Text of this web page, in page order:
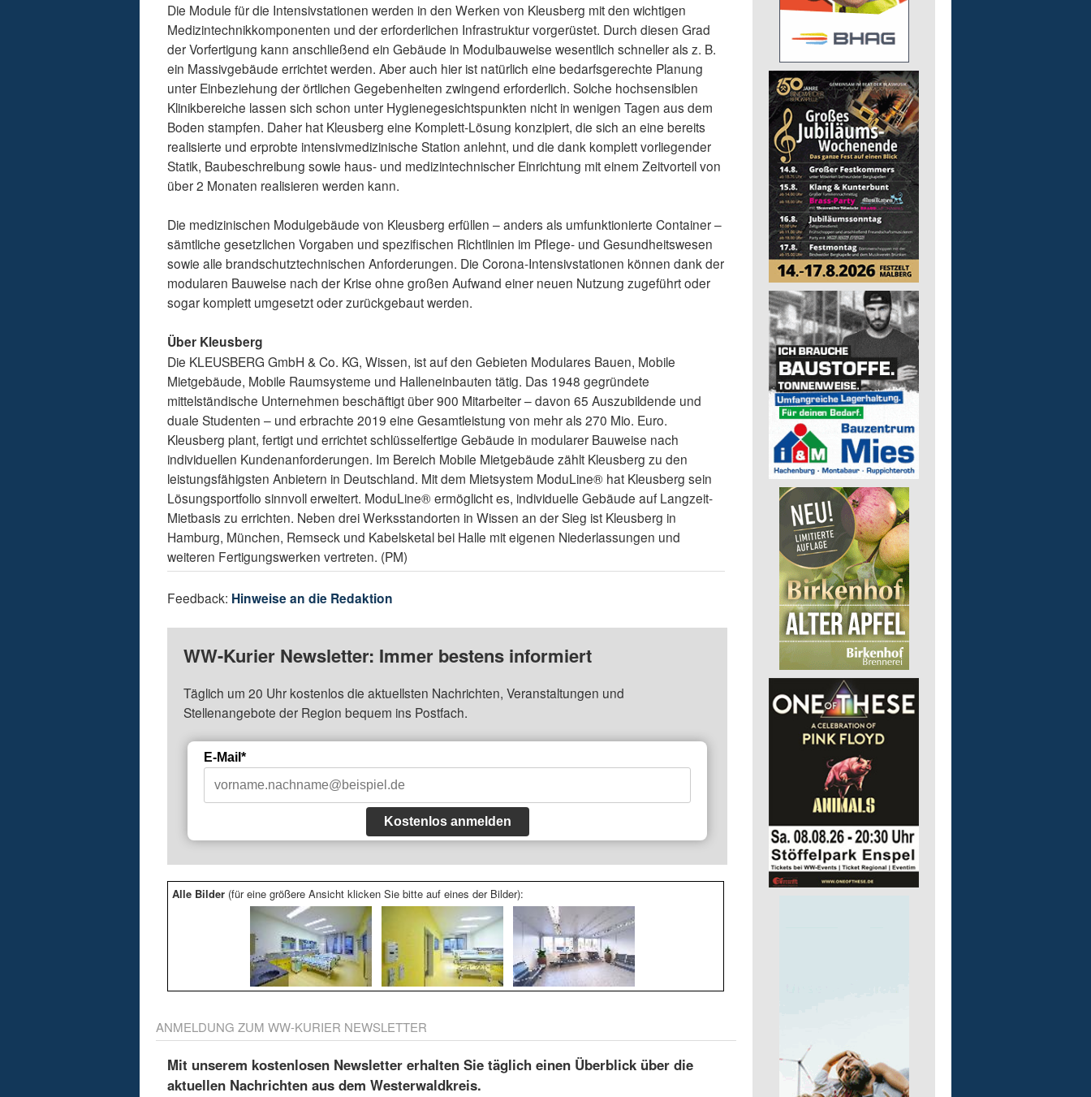
Die Module für die Intensivstationen werden in den Werken von Kleusberg mit den wichtigen
Medizintechnikkomponenten und der erforderlichen Infrastruktur vorgerüstet. Durch diesen Grad
der Vorfertigung kann anschließend ein Gebäude in Modulbauweise wesentlich schneller als z. B.
ein Massivgebäude errichtet werden. Aber auch hier ist natürlich eine bedarfsgerechte Planung
unter Einbeziehung der örtlichen Gegebenheiten zwingend erforderlich. Solche hochsensiblen
Klinikbereiche lassen sich schon unter Hygienegesichtspunkten nicht in wenigen Tagen aus dem
Boden stampfen. Daher hat Kleusberg eine Komplett-Lösung konzipiert, die sich an eine bereits
realisierte und erprobte intensivmedizinische Station anlehnt, und die dank komplett vorliegender
Statik, Baubeschreibung sowie haus- und medizintechnischer Einrichtung mit einem Zeitvorteil von
über 2 Monaten realisieren werden kann.
Die medizinischen Modulgebäude von Kleusberg erfüllen – anders als umfunktionierte Container –
sämtliche gesetzlichen Vorgaben und spezifischen Richtlinien im Pflege- und Gesundheitswesen
sowie alle brandschutztechnischen Anforderungen. Die Corona-Intensivstationen können dank der
modularen Bauweise nach der Krise ohne großen Aufwand einer neuen Nutzung zugeführt oder
sogar komplett umgesetzt oder zurückgebaut werden.
Über Kleusberg
Die KLEUSBERG GmbH & Co. KG, Wissen, ist auf den Gebieten Modulares Bauen, Mobile
Mietgebäude, Mobile Raumsysteme und Halleneinbauten tätig. Das 1948 gegründete
mittelständische Unternehmen beschäftigt über 900 Mitarbeiter – davon 65 Auszubildende und
duale Studenten – und erbrachte 2019 eine Gesamtleistung von mehr als 270 Mio. Euro.
Kleusberg plant, fertigt und errichtet schlüsselfertige Gebäude in modularer Bauweise nach
individuellen Kundenanforderungen. Im Bereich Mobile Mietgebäude zählt Kleusberg zu den
leistungsfähigsten Anbietern in Deutschland. Mit dem Mietsystem ModuLine® hat Kleusberg sein
Lösungsportfolio sinnvoll erweitert. ModuLine® ermöglicht es, individuelle Gebäude auf Langzeit-
Mietbasis zu errichten. Neben drei Werksstandorten in Wissen an der Sieg ist Kleusberg in
Hamburg, München, Remseck und Kabelsketal bei Halle mit eigenen Niederlassungen und
weiteren Fertigungswerken vertreten. (PM)
Feedback: Hinweise an die Redaktion
WW-Kurier Newsletter: Immer bestens informiert
Täglich um 20 Uhr kostenlos die aktuellsten Nachrichten, Veranstaltungen und
Stellenangebote der Region bequem ins Postfach.
E-Mail*
Kostenlos anmelden
Alle Bilder (für eine größere Ansicht klicken Sie bitte auf eines der Bilder):
ANMELDUNG ZUM WW-KURIER NEWSLETTER
Mit unserem kostenlosen Newsletter erhalten Sie täglich einen Überblick über die
aktuellen Nachrichten aus dem Westerwaldkreis.